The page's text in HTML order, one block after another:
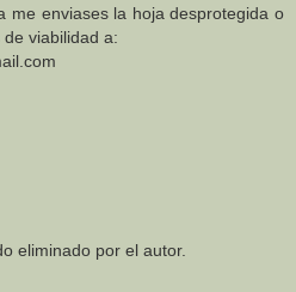
me enviases la hoja desprotegida o
viabilidad a:
eliminado por el autor.